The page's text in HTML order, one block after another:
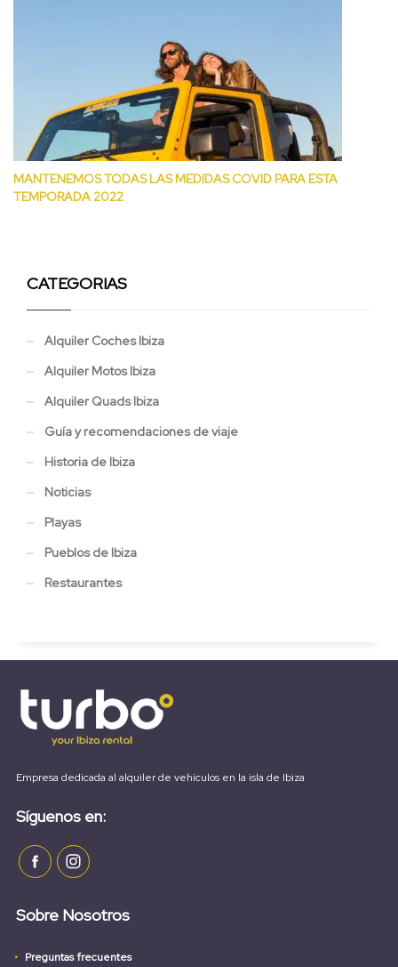
MANTENEMOS TODAS LAS MEDIDAS COVID PARA ESTA
TEMPORADA 2022
CATEGORIAS
Alquiler Coches Ibiza
Alquiler Motos Ibiza
Alquiler Quads Ibiza
Guía y recomendaciones de viaje
Historia de Ibiza
Noticias
Playas
Pueblos de Ibiza
Restaurantes
Empresa dedicada al alquiler de vehículos en la isla de Ibiza
Síguenos en:
Sobre Nosotros
Preguntas frecuentes